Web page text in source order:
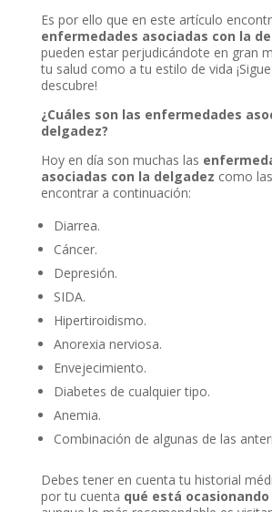
Es por ello que en este artículo
enfermedades asociadas con la
pueden estar perjudicándote en gran
tu salud como a tu estilo de vida
descubre!
¿Cuáles son las enfermedades
delgadez?
Hoy en día son muchas las
asociadas con la delgadez como
encontrar a continuación:
Diarrea.
Cáncer.
Depresión.
SIDA.
Hipertiroidismo.
Anorexia nerviosa.
Envejecimiento.
Diabetes de cualquier tipo.
Anemia.
Combinación de algunas de las
Debes tener en cuenta tu historial
por tu cuenta qué está